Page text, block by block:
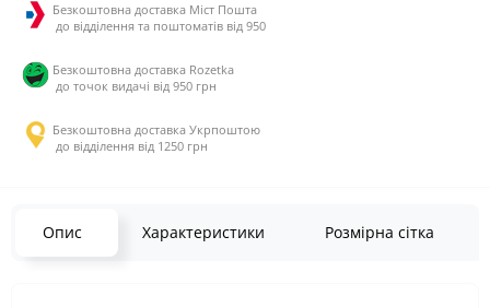
Безкоштовна доставка Міст Пошта
до відділення та поштоматів від 950
Безкоштовна доставка Rozetka
до точок видачі від 950 грн
Безкоштовна доставка Укрпоштою
до відділення від 1250 грн
Опис Характеристики Розмірна сітка